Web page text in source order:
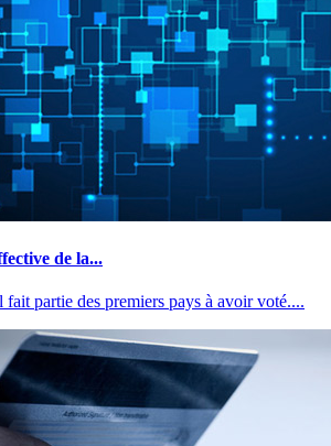
de la...
partie des premiers pays à avoir voté....